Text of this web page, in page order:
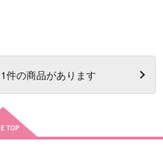
1件の商品があります